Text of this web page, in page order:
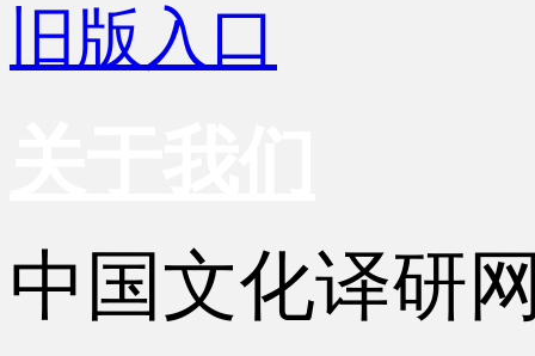
旧版入口
中国文化译研